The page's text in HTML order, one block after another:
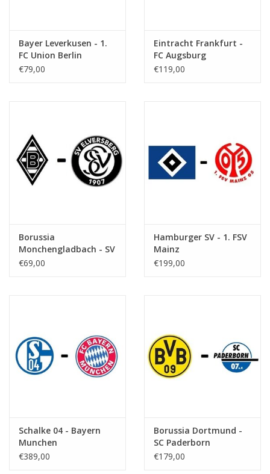
Bayer Leverkusen - 1.
FC Union Berlin
€79,00
Eintracht Frankfurt -
FC Augsburg
€119,00
Borussia
Monchengladbach - SV
Elversberg
€69,00
Hamburger SV - 1. FSV
Mainz
€199,00
Schalke 04 - Bayern
Munchen
€389,00
Borussia Dortmund -
SC Paderborn
€179,00